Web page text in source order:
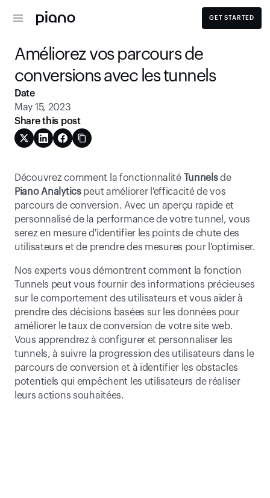
GET STARTED
Améliorez vos parcours de
conversions avec les tunnels
Découvrez comment la fonctionnalité Tunnels
de
Piano Analytics peut améliorer l'efficacité de vos
parcours de conversion. Avec un aperçu rapide et
personnalisé de la performance de votre tunnel, vous
serez en mesure d'identifier les points de chute des
utilisateurs et de prendre des mesures pour l'optimiser.
Nos experts vous démontrent comment la fonction
Tunnels peut vous fournir des informations précieuses
sur le comportement des utilisateurs et vous aider à
prendre des décisions basées sur les données pour
améliorer le taux de conversion de votre site web.
Vous apprendrez à configurer et personnaliser les
tunnels, à suivre la progression des utilisateurs dans le
parcours de conversion et à identifier les obstacles
potentiels qui empêchent les utilisateurs de réaliser
leurs actions souhaitées.
Date
May 15, 2023
Share this post